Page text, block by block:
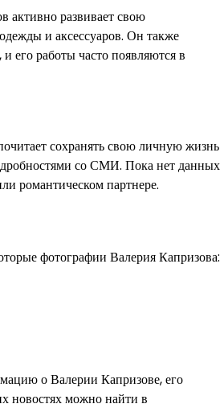
активно развивает свою
и аксессуаров. Он также
его работы часто появляются в
сохранять свою личную жизнь
со СМИ. Пока нет данных
романтическом партнере.
фотографии Валерия Капризова:
о Валерии Капризове, его
новостях можно найти в